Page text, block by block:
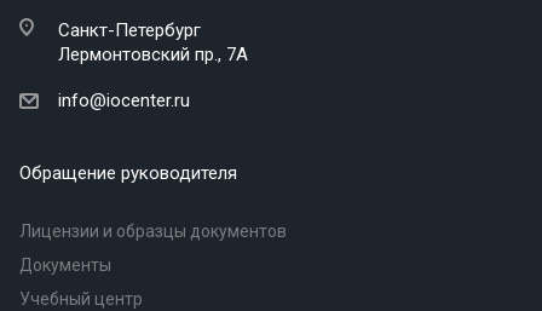
Санкт-Петербург
Лермонтовский пр., 7А
info@iocenter.ru
Обращение руководителя
Лицензии и образцы документов
Документы
Учебный центр